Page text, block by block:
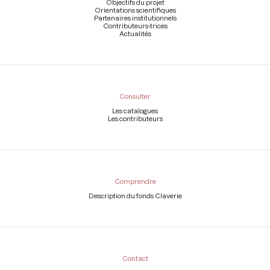
Objectifs du projet
Orientations scientifiques
Partenaires institutionnels
Contributeurs-trices
Actualités
Consulter
Les catalogues
Les contributeurs
Comprendre
Description du fonds Claverie
Contact